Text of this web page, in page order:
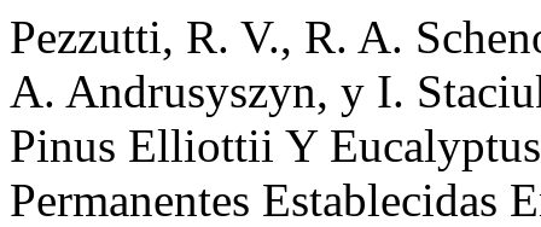
Pezzutti, R. V., R. A.
A. Andrusyszyn, y I.
Pinus Elliottii Y
Permanentes Establecidas